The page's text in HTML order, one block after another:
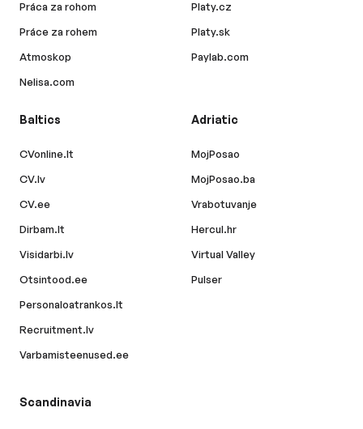
Práca za rohom
Práce za rohem
Atmoskop
Nelisa.com
Platy.cz
Platy.sk
Paylab.com
Baltics
CVonline.lt
CV.lv
CV.ee
Dirbam.lt
Visidarbi.lv
Otsintood.ee
Personaloatrankos.lt
Recruitment.lv
Varbamisteenused.ee
Adriatic
MojPosao
MojPosao.ba
Vrabotuvanje
Hercul.hr
Virtual Valley
Pulser
Scandinavia